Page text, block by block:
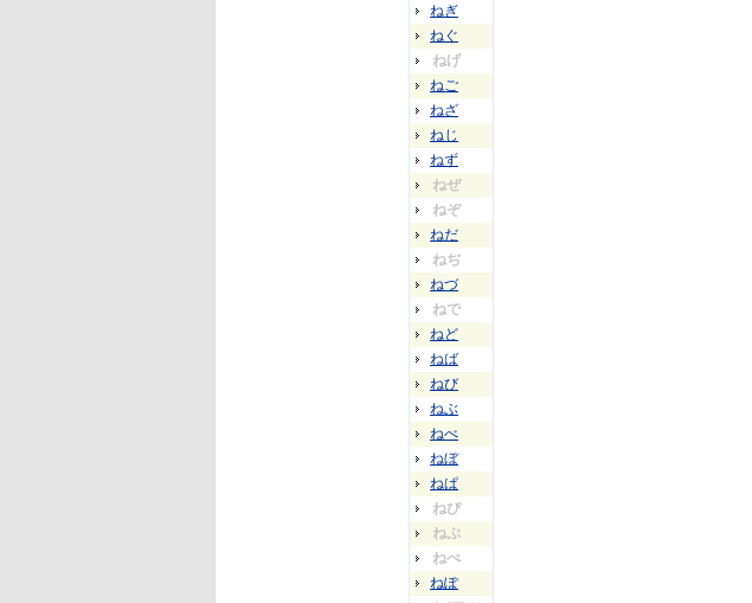
ねぎ
ねぐ
ねげ
ねご
ねざ
ねじ
ねず
ねぜ
ねぞ
ねだ
ねぢ
ねづ
ねで
ねど
ねば
ねび
ねぶ
ねべ
ねぼ
ねぱ
ねぴ
ねぷ
ねぺ
ねぽ